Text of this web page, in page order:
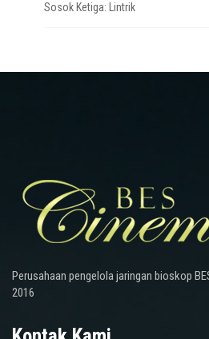
Sosok Ketiga: Lintrik
Perusahaan pengelola jaringan bioskop
2016